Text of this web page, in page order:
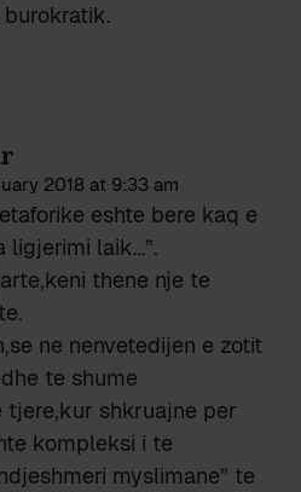
2018 at 9:33 am
eshte bere kaq e
ligjerimi laik…”.
thene nje te
ne nenvetedijen e zotit
te shume
shkruajne per
kompleksi i te
myslimane” te